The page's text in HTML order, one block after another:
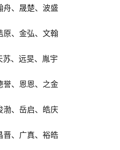
舟、晟楚、波盛
原、金弘、文翰
、远旻、胤宇
誉、恩恩、之金
渤、岳启、皓庆
晋、广真、裕皓